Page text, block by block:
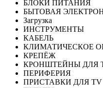
БЛОКИ ПИТАНИЯ
БЫТОВАЯ
Загрузка
ИНСТРУМЕНТЫ
КАБЕЛЬ
КЛИМАТИЧЕСКОЕ
КРЕПЁЖ
КРОНШТЕЙНЫ ДЛЯ
ПЕРИФЕРИЯ
ПРИСТАВКИ ДЛЯ TV